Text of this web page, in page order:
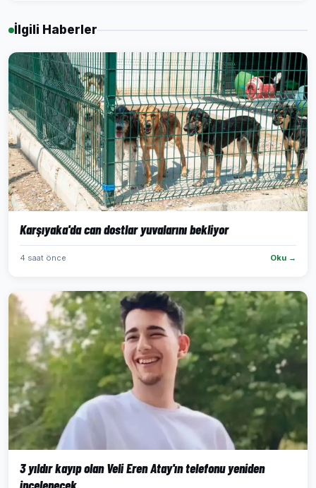
İlgili Haberler
Karşıyaka'da can dostlar yuvalarını bekliyor
4 saat önce Oku →
3 yıldır kayıp olan Veli Eren Atay'ın telefonu yeniden